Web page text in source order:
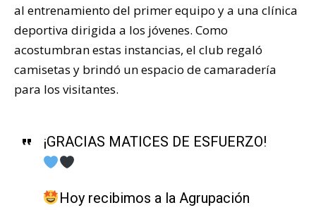
al entrenamiento del primer equipo y a una clínica
deportiva dirigida a los jóvenes. Como
acostumbran estas instancias, el club regaló
camisetas y brindó un espacio de camaradería
para los visitantes.
¡GRACIAS MATICES DE ESFUERZO!
Hoy recibimos a la Agrupación